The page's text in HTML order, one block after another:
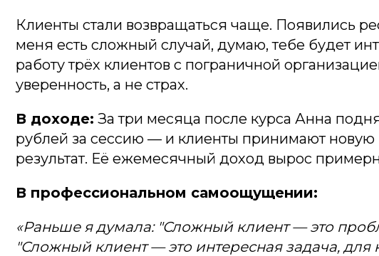
Клиенты стали возвращаться чаще. Появились
меня есть сложный случай, думаю, тебе будет
работу трёх клиентов с пограничной
уверенность, а не страх.
В доходе: За три месяца после курса Анна
рублей за сессию — и клиенты принимают новую
результат. Её ежемесячный доход вырос
В профессиональном самоощущении:
«Раньше я думала: "Сложный клиент — это
"Сложный клиент — это интересная задача, для